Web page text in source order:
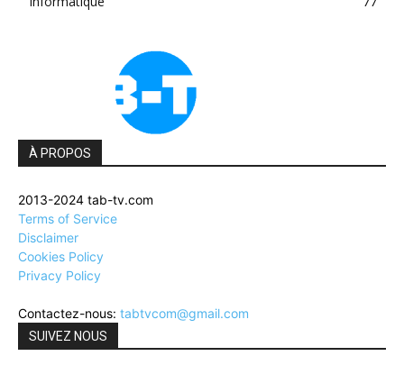
À PROPOS
2013-2024 tab-tv.com
Terms of Service
Disclaimer
Cookies Policy
Privacy Policy
Contactez-nous: tabtvcom@gmail.com
SUIVEZ NOUS